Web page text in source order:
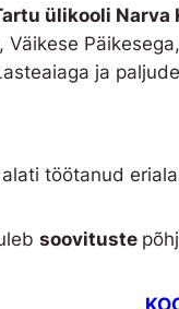
ülikooli Narva
ja
töötanud
soovituste